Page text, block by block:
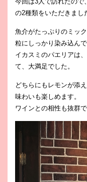
の2種類をいただきまし
魚介がたっぷりのミッ
粒にしっかり染み込ん
イカスミのパエリアは
て、大満足でした。
どちらにもレモンが添
味わいも楽しめます。
ワインとの相性も抜群で